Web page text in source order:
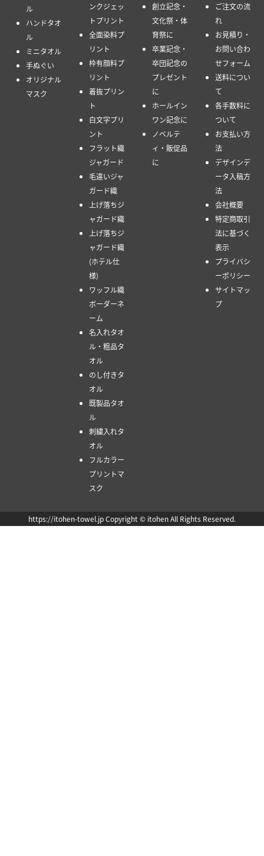
ル
ハンドタオ
ル
ミニタオル
手ぬぐい
オリジナル
マスク
ンクジェッ
トプリント
全面染料プ
リント
枠有顔料プ
リント
着抜プリン
ト
白文字プリ
ント
フラット織
ジャガード
毛違いジャ
ガード織
上げ落ちジ
ャガード織
上げ落ちジ
ャガード織
(ホテル仕
様)
ワッフル織
ボーダーネ
ーム
名入れタオ
ル・粗品タ
オル
のし付きタ
オル
既製品タオ
ル
刺繍入れタ
オル
フルカラー
プリントマ
スク
創立記念・
文化祭・体
育祭に
卒業記念・
卒団記念の
プレゼント
に
ホールイン
ワン記念に
ノベルテ
ィ・販促品
に
ご注文の流
れ
お見積り・
お問い合わ
せフォーム
送料につい
て
各手数料に
ついて
お支払い方
法
デザインデ
ータ入稿方
法
会社概要
特定商取引
法に基づく
表示
プライバシ
ーポリシー
サイトマッ
プ
https://itohen-towel.jp Copyright © itohen All Rights Reserved.